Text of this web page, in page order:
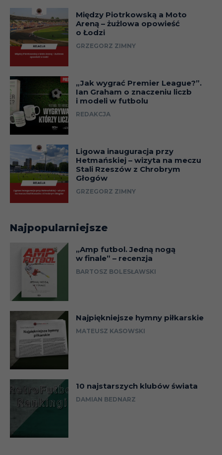
Między Piotrkowską a Moto
Areną – żużlowa opowieść
o Łodzi
GRZEGORZ ZIMNY
„Jak wygrać Premier League?”.
Ian Graham o znaczeniu liczb
i modeli w futbolu
REDAKCJA
Ligowa inauguracja przy
Hetmańskiej – wizyta na meczu
Stali Rzeszów z Chrobrym
Głogów
GRZEGORZ ZIMNY
Najpopularniejsze
„Amp futbol. Jedną nogą
w finale” – recenzja
BARTOSZ BOLESŁAWSKI
Najpiękniejsze hymny piłkarskie
MATEUSZ KASOWSKI
10 najstarszych klubów świata
DAMIAN BEDNARZ